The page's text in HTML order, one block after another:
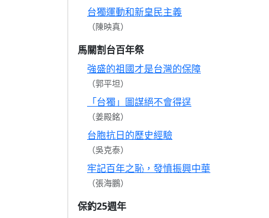
台獨運動和新皇民主義
（陳映真）
馬關割台百年祭
強盛的祖國才是台灣的保障
（郭平坦）
「台獨」圖謀絕不會得逞
（姜殿銘）
台胞抗日的歷史經驗
（吳克泰）
牢記百年之恥，發憤振興中華
（張海鵬）
保釣25週年